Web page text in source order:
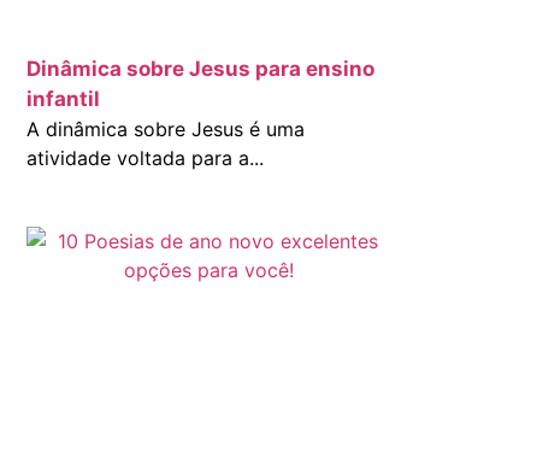
Dinâmica sobre Jesus para ensino
infantil
A dinâmica sobre Jesus é uma
atividade voltada para a...